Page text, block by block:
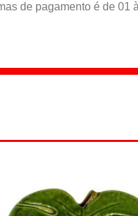
de pagamento é de